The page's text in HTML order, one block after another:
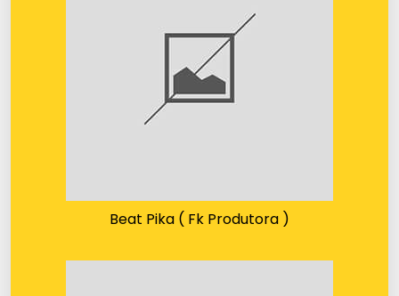
Beat Pika ( Fk Produtora )